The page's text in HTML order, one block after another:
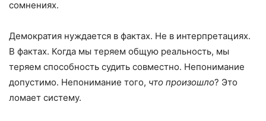
сомнениях.
Демократия нуждается в фактах. Не в интерпретациях.
В фактах. Когда мы теряем общую реальность, мы
теряем способность судить совместно. Непонимание
допустимо. Непонимание того, что произошло? Это
ломает систему.